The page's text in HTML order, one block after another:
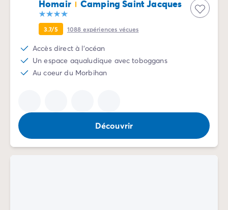
Camping Vénétie
Camping Venise
Camping Croatie
Camping Istrie
Camping Kvarner
Camping Portugal
Camping Lisbonne
Camping Nord Portugal
Autres destinations
Homair Camping Saint Jacques
3.7/5 1088 expériences vécues
Accès direct à l'océan
Un espace aqualudique avec toboggans
Au coeur du Morbihan
Découvrir